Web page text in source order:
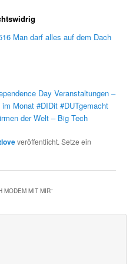
Man darf alles auf dem Dach
Day Veranstaltungen –
Monat #DIDit #DUTgemacht
der Welt – Big Tech
veröffentlicht. Setze ein
MODEM MIT MIR“